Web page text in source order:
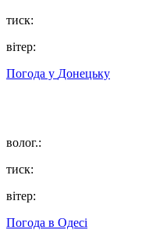
тиск:
вітер:
Погода у Донецьку
волог.:
тиск:
вітер:
Погода в Одесі